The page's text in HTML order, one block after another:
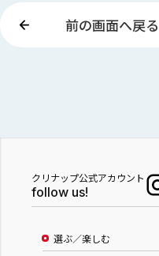
前の画面へ戻る
クリナップ公式アカウント
follow us!
選ぶ／楽しむ